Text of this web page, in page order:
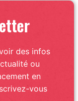
des infos
ou
en
vous